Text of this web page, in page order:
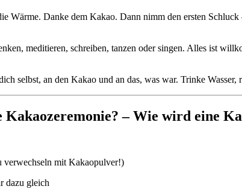
Wärme. Danke dem Kakao. Dann nimm den ersten Schluck
meditieren, schreiben, tanzen oder singen. Alles ist
selbst, an den Kakao und an das, was war. Trinke
Kakaozeremonie? – Wie wird eine
verwechseln mit Kakaopulver!)
dazu gleich